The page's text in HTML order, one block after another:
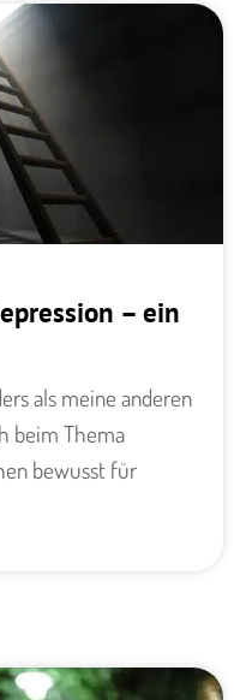
– ein
als meine anderen
beim Thema
bewusst für